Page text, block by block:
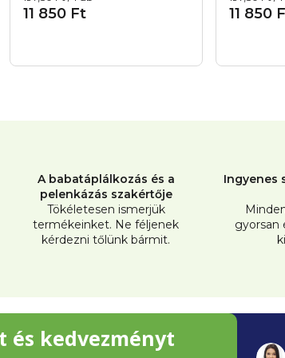
11 850 Ft 11 850
a
i
r
y
í
A babatáplálkozás és a
pelenkázás szakértője
Tökéletesen ismerjük
termékeinket. Ne féljenek
kérdezni tőlünk bármit.
Ingyenes
gyorsan
és kedvezményt